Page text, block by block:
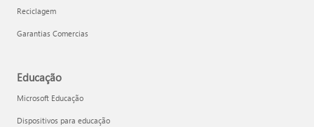
Reciclagem
Garantias Comercias
Educação
Microsoft Educação
Dispositivos para educação